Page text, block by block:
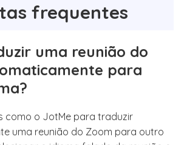
frequentes
uma reunião do
para
como o JotMe para traduzir
uma reunião do Zoom para outro